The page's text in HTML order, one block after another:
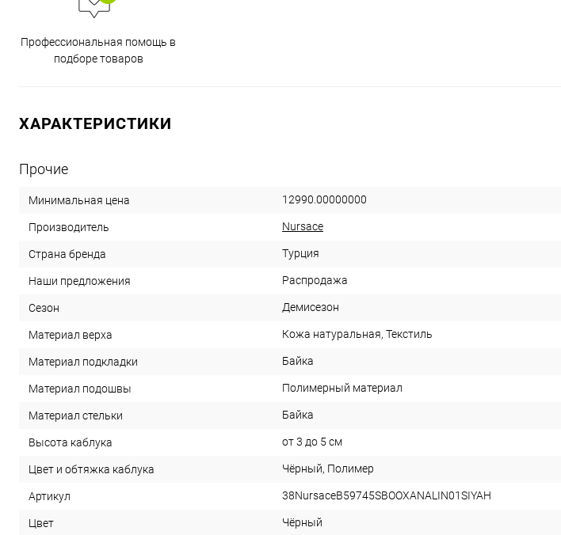
Профессиональная помощь в
подборе товаров
ХАРАКТЕРИСТИКИ
Прочие
Минимальная цена 12990.00000000
Производитель Nursace
Страна бренда Турция
Наши предложения Распродажа
Сезон Демисезон
Материал верха Кожа натуральная, Текстиль
Материал подкладки Байка
Материал подошвы Полимерный материал
Материал стельки Байка
Высота каблука от 3 до 5 см
Цвет и обтяжка каблука Чёрный, Полимер
Артикул 38NursaceB59745SBOOXANALIN01SIYAH
Цвет Чёрный